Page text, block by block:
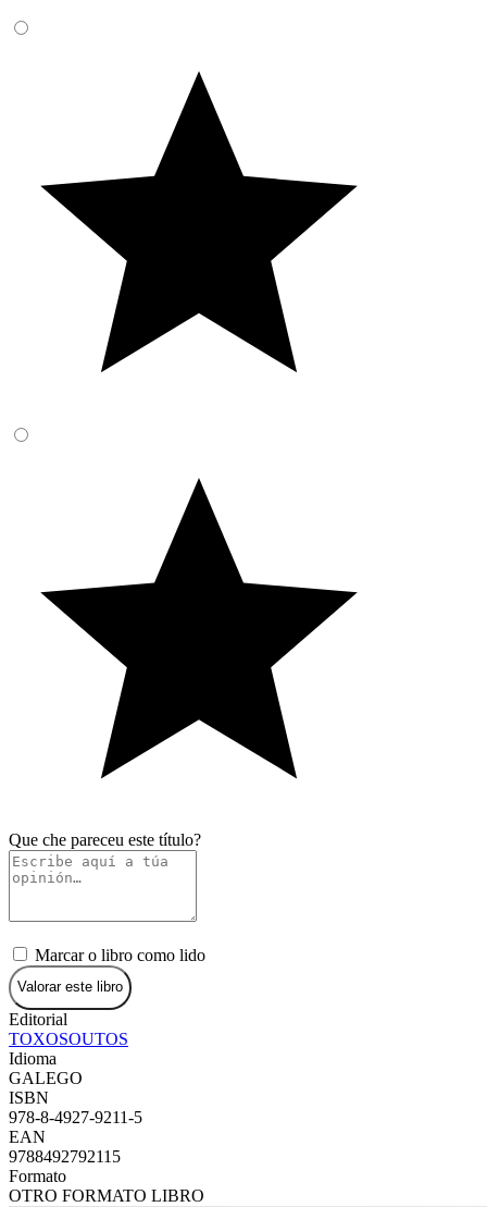
Que che pareceu este título?
Marcar o libro como lido
Valorar este libro
Editorial
TOXOSOUTOS
Idioma
GALEGO
ISBN
978-8-4927-9211-5
EAN
9788492792115
Formato
OTRO FORMATO LIBRO